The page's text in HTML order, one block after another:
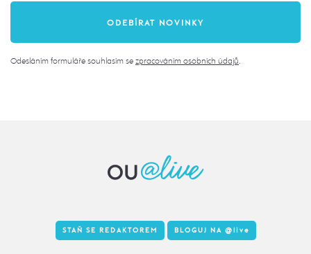
Odesláním formuláře souhlasím se zpracováním osobních údajů.
STAŇ SE REDAKTOREM BLOGUJ NA @live